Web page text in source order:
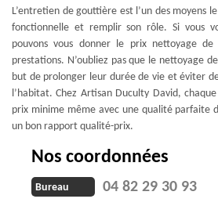
L’entretien de gouttière est l’un des moyens
fonctionnelle et remplir son rôle. Si vous
pouvons vous donner le prix nettoyage
prestations. N’oubliez pas que le nettoyage
but de prolonger leur durée de vie et éviter
l’habitat. Chez Artisan Duculty David,
prix minime même avec une qualité parfaite
un bon rapport qualité-prix.
Nos coordonnées
Bureau 04 82 29 30 93